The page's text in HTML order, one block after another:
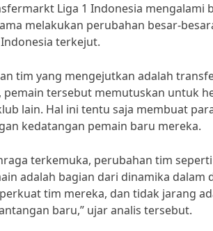
Liga 1 Indonesia
melakukan perubahan besar-
terkejut.
tim yang mengejutkan adalah
tersebut memutuskan untuk
lain. Hal ini tentu saja membuat
kedatangan pemain baru mereka.
terkemuka, perubahan tim
adalah bagian dari dinamika
tim mereka, dan tidak jarang
baru,” ujar analis tersebut.